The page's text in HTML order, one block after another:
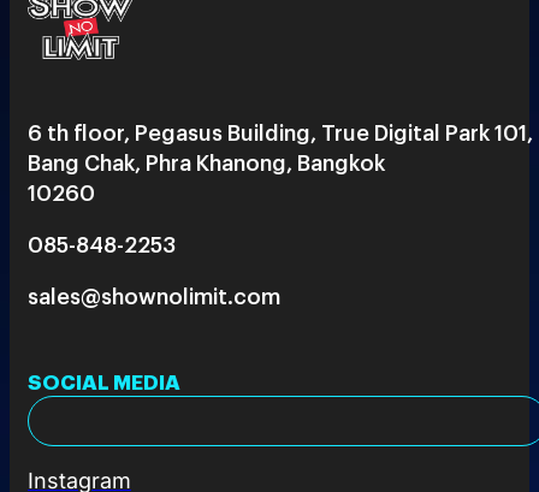
6 th floor, Pegasus Building, True Digital Park 101,
Bang Chak, Phra Khanong, Bangkok
10260
085-848-2253
sales@shownolimit.com
SOCIAL MEDIA
Instagram